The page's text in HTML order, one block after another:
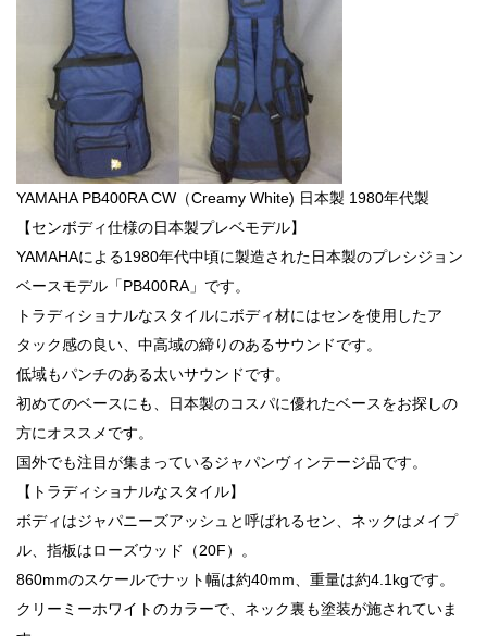
YAMAHA PB400RA CW（Creamy White) 日本製 1980年代製
【センボディ仕様の日本製プレベモデル】
YAMAHAによる1980年代中頃に製造された日本製のプレシジョン
ベースモデル「PB400RA」です。
トラディショナルなスタイルにボディ材にはセンを使用したア
タック感の良い、中高域の締りのあるサウンドです。
低域もパンチのある太いサウンドです。
初めてのベースにも、日本製のコスパに優れたベースをお探しの
方にオススメです。
国外でも注目が集まっているジャパンヴィンテージ品です。
【トラディショナルなスタイル】
ボディはジャパニーズアッシュと呼ばれるセン、ネックはメイプ
ル、指板はローズウッド（20F）。
860mmのスケールでナット幅は約40mm、重量は約4.1kgです。
クリーミーホワイトのカラーで、ネック裏も塗装が施されていま